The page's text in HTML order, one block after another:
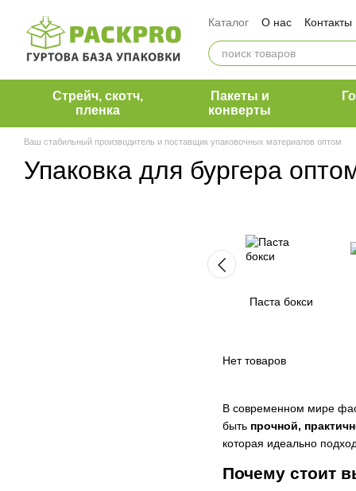
Каталог О нас
Контакты
Оплата и доставка
Обмен и возврат
Блог
Наши клиенты
Стрейч, скотч,
пленка
Пакеты и
конверты
Ваш стабильный производитель и поставщик упаковочных материалов оптом
Упаковка для бургера
Паста бокси
В современном мире
быть прочной,
которая идеально
Почему стоит
Нет товаров